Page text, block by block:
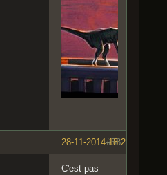
#58
28-11-2014 18:29:05
C'est pas